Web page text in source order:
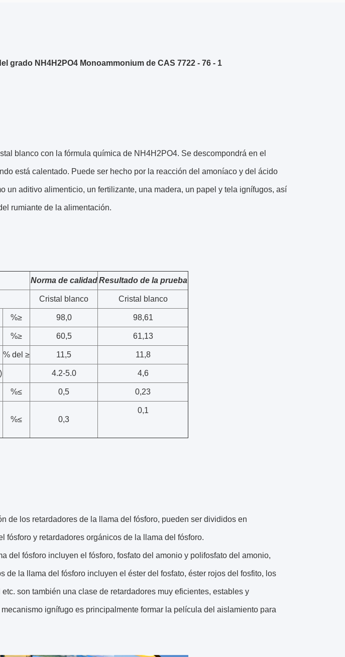
grado NH4H2PO4 Monoammonium de CAS 7722 - 76 - 1
blanco con la fórmula química de NH4H2PO4. Se descompondrá en el
está calentado. Puede ser hecho por la reacción del amoníaco y del ácido
un aditivo alimenticio, un fertilizante, una madera, un papel y tela ignífugos, así
rumiante de la alimentación.
Norma de calidad Resultado de la prueba
Cristal blanco Cristal blanco
%≥ 98,0 98,61
%≥ 60,5 61,13
% del ≥ 11,5 11,8
4.2-5.0 4,6
%≤ 0,5 0,23
%≤ 0,3
0,1
de los retardadores de la llama del fósforo, pueden ser divididos en
fósforo y retardadores orgánicos de la llama del fósforo.
del fósforo incluyen el fósforo, fosfato del amonio y polifosfato del amonio,
de la llama del fósforo incluyen el éster del fosfato, éster rojos del fosfito, los
son también una clase de retardadores muy eficientes, estables y
ignífugo es principalmente formar la película del aislamiento para